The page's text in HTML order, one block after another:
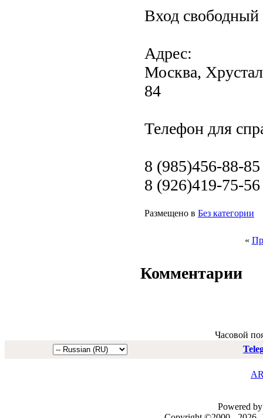
Вход свободный
Адрес:
Москва,
84
Телефон для
8 (985)456-88-85
8 (926)419-75-56
Размещено в Без категории
«
Комментарии
Часовой
Powered